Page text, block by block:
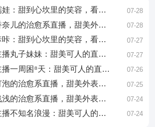
来乐app主播糯娃：甜到心坎里的笑容，看完心情好了一整天 07-28
来乐app主播香奈儿的治愈系直播，甜美外表下藏着有趣的灵魂 07-28
来乐app主播咔咔：甜到心坎里的笑容，看完心情好了一整天 07-27
来乐app宝藏主播丸子妹妹：甜美可人的直播日常，看完想谈恋爱 07-27
来乐app宝藏主播一周困⁸天：甜美可人的直播日常，看完想谈恋爱 07-26
来乐app主播灯泡的治愈系直播，甜美外表下藏着有趣的灵魂 07-25
来乐app主播浅浅的治愈系直播，甜美外表下藏着有趣的灵魂 07-24
来乐app宝藏主播不知名浪漫：甜美可人的直播日常，看完想谈恋爱 07-24